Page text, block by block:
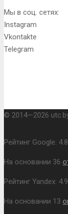
Мы в соц. сетях:
Instagram
Vkontakte
Telegram
© 2014—2026
Рейтинг Google: 4.8
На основании 36
Рейтинг Yandex: 4.9
На основании 13